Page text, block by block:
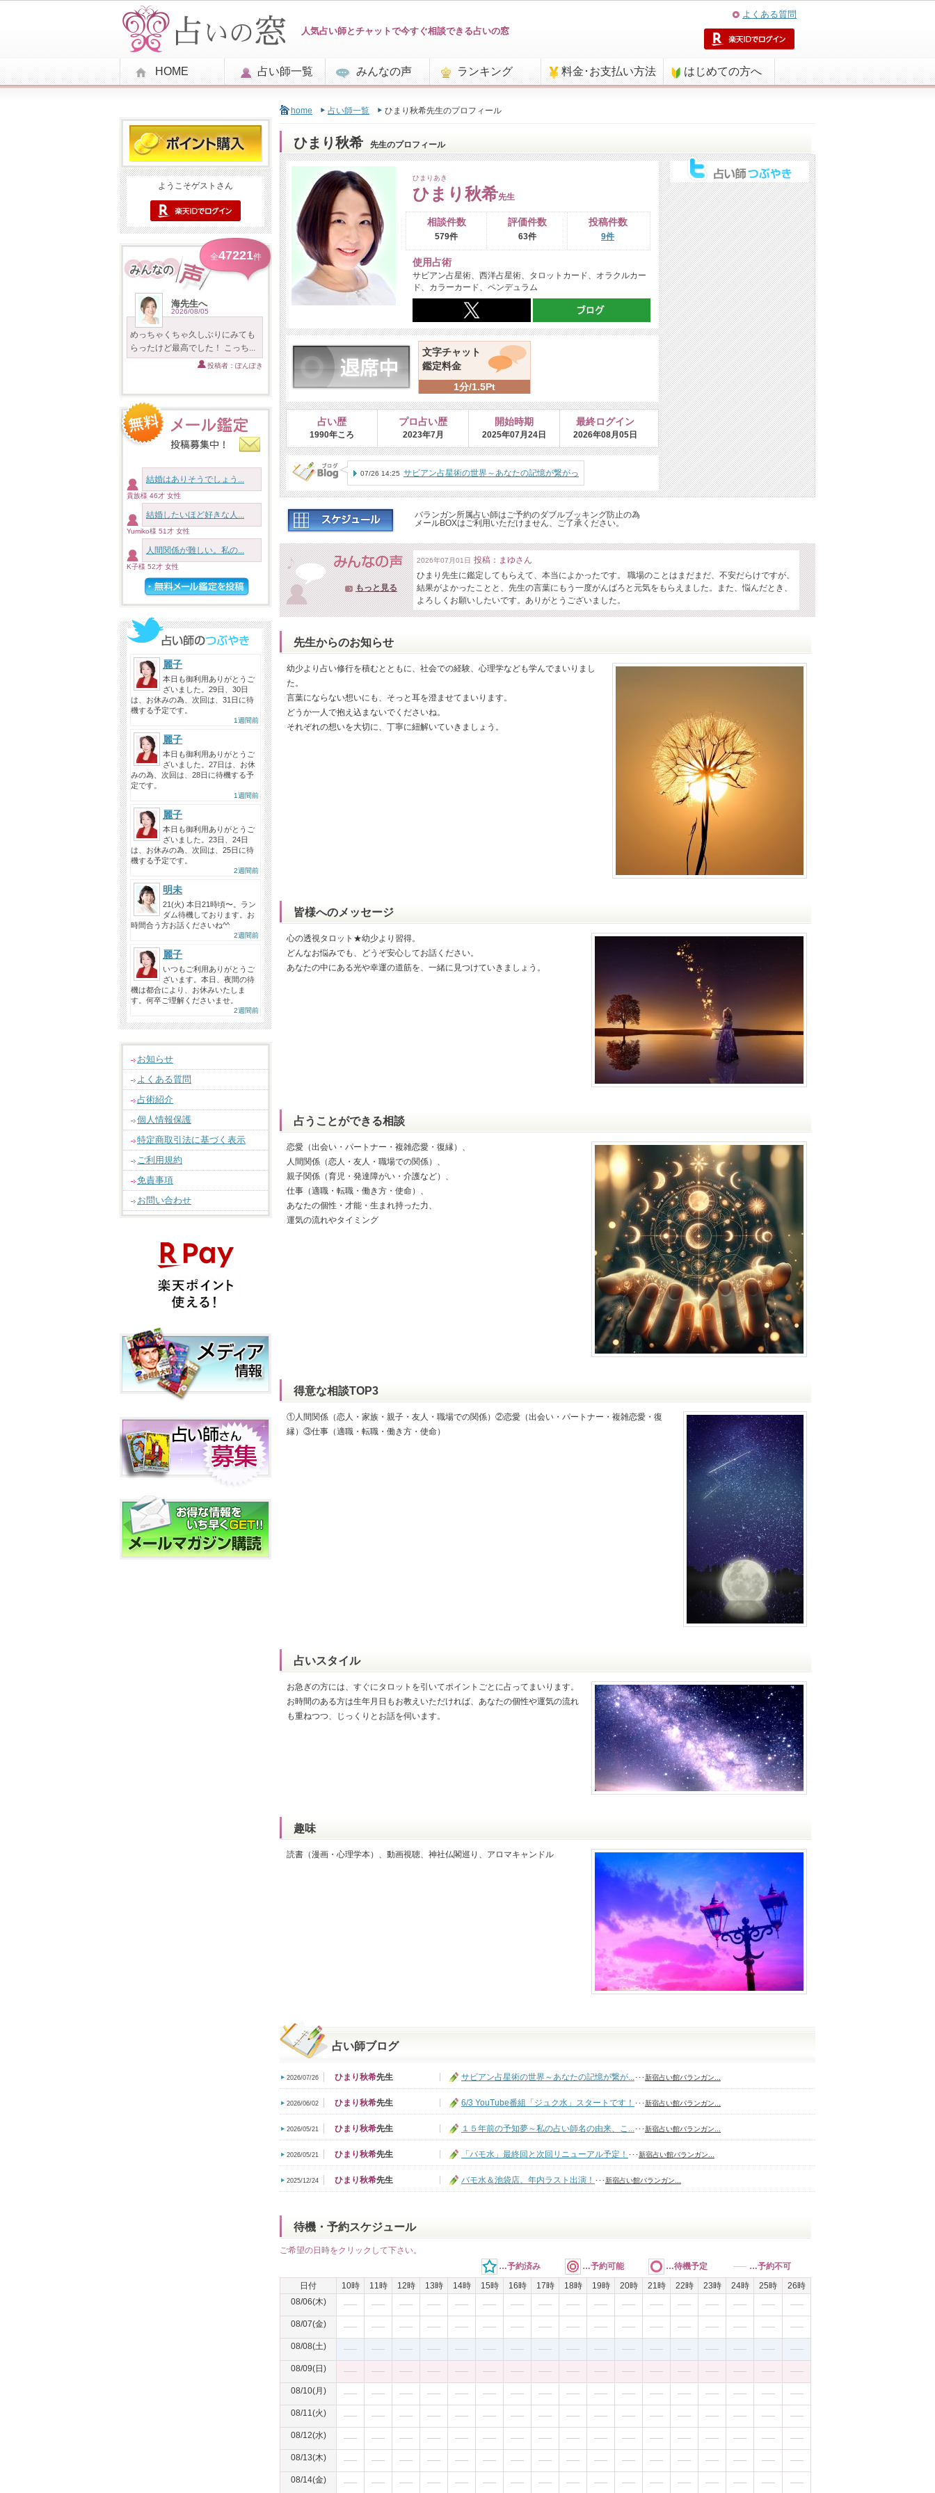
人気占い師とチャットで今すぐ相談できる占いの窓
よくある質問
HOME 占い師一覧 みんなの声 ランキング 料金･お支払い方法 はじめての方へ
ようこそゲストさん
全47221件
海先生へ
2026/08/05
めっちゃくちゃ久しぶりにみても
らったけど最高でした！ こっち...
投稿者：ぽんぽき
結婚はありそうでしょう...
貴族様 46才 女性
結婚したいほど好きな人...
Yumiko様 51才 女性
人間関係が難しい。私の...
K子様 52才 女性
麗子
本日も御利用ありがとうご
ざいました。29日、30日
は、お休みの為、次回は、31日に待
機する予定です。
1週間前
麗子
本日も御利用ありがとうご
ざいました。27日は、お休
みの為、次回は、28日に待機する予
定です。
1週間前
麗子
本日も御利用ありがとうご
ざいました。23日、24日
は、お休みの為、次回は、25日に待
機する予定です。
2週間前
明未
21(火) 本日21時頃〜。ラン
ダム待機しております。お
時間合う方お話くださいね^^
2週間前
麗子
いつもご利用ありがとうご
ざいます。本日、夜間の待
機は都合により、お休みいたしま
す。何卒ご理解くださいませ。
2週間前
お知らせ
よくある質問
占術紹介
個人情報保護
特定商取引法に基づく表示
ご利用規約
免責事項
お問い合わせ
home 占い師一覧 ひまり秋希先生のプロフィール
ひまり秋希 先生のプロフィール
ひまりあき
ひまり秋希先生
相談件数
579件
評価件数
63件
投稿件数
9件
使用占術
サビアン占星術、西洋占星術、タロットカード、オラクルカー
ド、カラーカード、ペンデュラム
文字チャット
鑑定料金
1分/1.5Pt
占い歴
1990年ころ
プロ占い歴
2023年7月
開始時期
2025年07月24日
最終ログイン
2026年08月05日
07/26 14:25 サビアン占星術の世界～あなたの記憶が繋がっ
ていく体験を
バランガン所属占い師はご予約のダブルブッキング防止の為
メールBOXはご利用いただけません、ご了承ください。
もっと見る
2026年07月01日 投稿：まゆさん
ひまり先生に鑑定してもらえて、本当によかったです。 職場のことはまだまだ、不安だらけですが、
結果がよかったことと、先生の言葉にもう一度がんばろと元気をもらえました。また、悩んだとき、
よろしくお願いしたいです。ありがとうございました。
先生からのお知らせ
幼少より占い修行を積むとともに、社会での経験、心理学なども学んでまいりまし
た。
言葉にならない想いにも、そっと耳を澄ませてまいります。
どうか一人で抱え込まないでくださいね。
それぞれの想いを大切に、丁寧に紐解いていきましょう。
皆様へのメッセージ
心の透視タロット★幼少より習得。
どんなお悩みでも、どうぞ安心してお話ください。
あなたの中にある光や幸運の道筋を、一緒に見つけていきましょう。
占うことができる相談
恋愛（出会い・パートナー・複雑恋愛・復縁）、
人間関係（恋人・友人・職場での関係）、
親子関係（育児・発達障がい・介護など）、
仕事（適職・転職・働き方・使命）、
あなたの個性・才能・生まれ持った力、
運気の流れやタイミング
得意な相談TOP3
①人間関係（恋人・家族・親子・友人・職場での関係）②恋愛（出会い・パートナー・複雑恋愛・復
縁）③仕事（適職・転職・働き方・使命）
占いスタイル
お急ぎの方には、すぐにタロットを引いてポイントごとに占ってまいります。
お時間のある方は生年月日もお教えいただければ、あなたの個性や運気の流れ
も重ねつつ、じっくりとお話を伺います。
趣味
読書（漫画・心理学本）、動画視聴、神社仏閣巡り、アロマキャンドル
占い師ブログ
2026/07/26 ひまり秋希先生 サビアン占星術の世界～あなたの記憶が繋が...･･･新宿占い館バランガン...
2026/06/02 ひまり秋希先生 6/3 YouTube番組「ジュク水」スタートです！ ･･･新宿占い館バランガン...
2026/05/21 ひまり秋希先生 １５年前の予知夢～私の占い師名の由来、こ...･･･新宿占い館バランガン...
2026/05/21 ひまり秋希先生 「バモ水」最終回と次回リニューアル予定！ ･･･新宿占い館バランガン...
2025/12/24 ひまり秋希先生 バモ水＆池袋店、年内ラスト出演！ ･･･新宿占い館バランガン...
待機・予約スケジュール
ご希望の日時をクリックして下さい。
…予約済み
…予約可能 …待機予定
…予約不可
日付
10時 11時 12時 13時 14時 15時 16時 17時 18時 19時 20時 21時 22時 23時 24時 25時
26時
08/06(木)
08/07(金)
08/08(土)
08/09(日)
08/10(月)
08/11(火)
08/12(水)
08/13(木)
08/14(金)